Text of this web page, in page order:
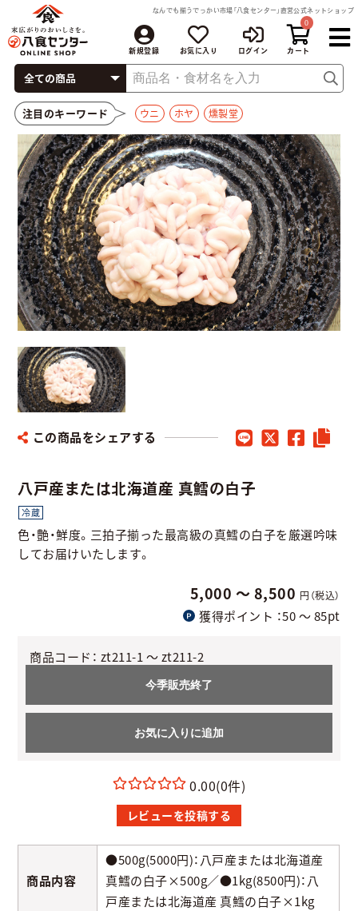
なんでも揃うでっかい市場「八食センター」直営公式ネットショップ
新規登録 お気に入り ログイン
0
注目のキーワード ウニ ホヤ 燻製堂
この商品をシェアする
八戸産または北海道産 真鱈の白子
0.00(0件)
レビューを投稿する
冷蔵
5,000 ～ 8,500 円（税込）
獲得ポイント ：50 〜 85pt
商品コード： zt211-1 ～ zt211-2
今季販売終了
お気に入りに追加
色・艶・鮮度。三拍子揃った最高級の真鱈の白子を厳選吟味
してお届けいたします。
商品内容
●500g(5000円)：八戸産または北海道産
真鱈の白子×500g／●1kg(8500円)：八
戸産または北海道産 真鱈の白子×1kg